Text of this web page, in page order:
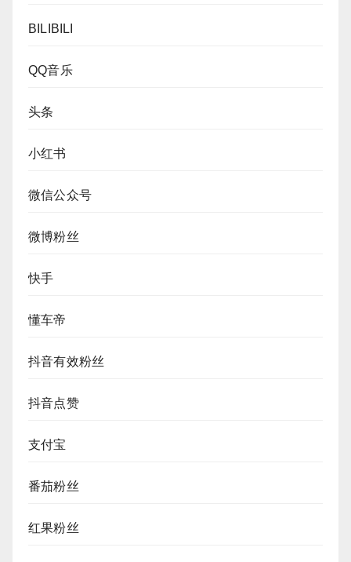
BILIBILI
QQ音乐
头条
小红书
微信公众号
微博粉丝
快手
懂车帝
抖音有效粉丝
抖音点赞
支付宝
番茄粉丝
红果粉丝